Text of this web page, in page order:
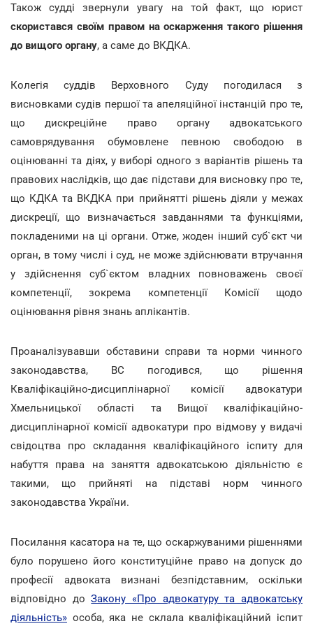
Також судді звернули увагу на той факт, що юрист
скористався своїм правом на оскарження такого рішення
до вищого органу, а саме до ВКДКА.
Колегія суддів Верховного Суду погодилася з
висновками судів першої та апеляційної інстанцій про те,
що дискреційне право органу адвокатського
самоврядування обумовлене певною свободою в
оцінюванні та діях, у виборі одного з варіантів рішень та
правових наслідків, що дає підстави для висновку про те,
що КДКА та ВКДКА при прийнятті рішень діяли у межах
дискреції, що визначається завданнями та функціями,
покладеними на ці органи. Отже, жоден інший суб`єкт чи
орган, в тому числі і суд, не може здійснювати втручання
у здійснення суб`єктом владних повноважень своєї
компетенції, зокрема компетенції Комісії щодо
оцінювання рівня знань аплікантів.
Проаналізувавши обставини справи та норми чинного
законодавства, ВС погодився, що рішення
Кваліфікаційно-дисциплінарної комісії адвокатури
Хмельницької області та Вищої кваліфікаційно-
дисциплінарної комісії адвокатури про відмову у видачі
свідоцтва про складання кваліфікаційного іспиту для
набуття права на заняття адвокатською діяльністю є
такими, що прийняті на підставі норм чинного
законодавства України.
Посилання касатора на те, що оскаржуваними рішеннями
було порушено його конституційне право на допуск до
професії адвоката визнані безпідставним, оскільки
відповідно доЗакону «Про адвокатуру та адвокатську
діяльність» особа, яка не склала кваліфікаційний іспит